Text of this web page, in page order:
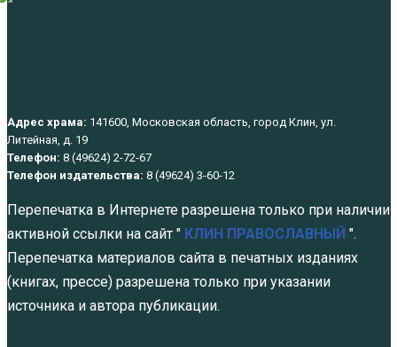
Адрес храма: 141600, Московская область, город Клин, ул.
Литейная, д. 19
Телефон: 8 (49624) 2-72-67
Телефон издательства: 8 (49624) 3-60-12
Перепечатка в Интернете разрешена только при наличии
активной ссылки на сайт " КЛИН ПРАВОСЛАВНЫЙ ".
Перепечатка материалов сайта в печатных изданиях
(книгах, прессе) разрешена только при указании
источника и автора публикации.